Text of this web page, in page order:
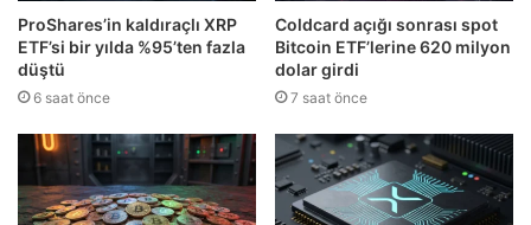
ProShares’in kaldıraçlı XRP
ETF’si bir yılda %95’ten fazla
düştü
6 saat önce
Coldcard açığı sonrası spot
Bitcoin ETF’lerine 620 milyon
dolar girdi
7 saat önce